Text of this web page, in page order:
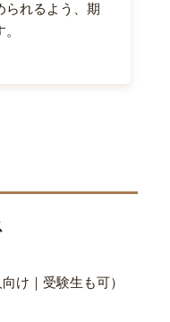
られるよう、期
け｜受験生も可）